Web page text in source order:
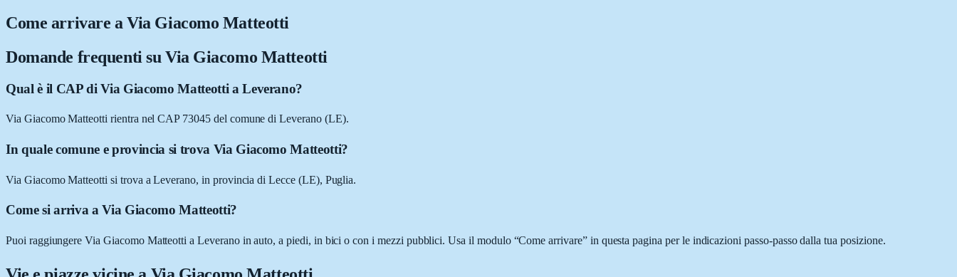
Come arrivare aVia Giacomo Matteotti
Domande frequenti su Via Giacomo Matteotti
Qual è il CAP di Via Giacomo Matteotti a Leverano?
Via Giacomo Matteotti rientra nel CAP 73045 del comune di Leverano (LE).
In quale comune e provincia si trova Via Giacomo Matteotti?
Via Giacomo Matteotti si trova a Leverano, in provincia di Lecce (LE), Puglia.
Come si arriva a Via Giacomo Matteotti?
Puoi raggiungere Via Giacomo Matteotti a Leverano in auto, a piedi, in bici o con i mezzi pubblici. Usa il modulo “Come arrivare” in questa pagina per le indicazioni passo-passo dalla tua posizione.